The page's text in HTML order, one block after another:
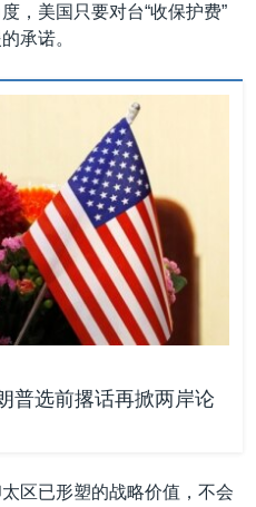
，美国只要对台“收保护费”
承诺。
普选前撂话再掀两岸论
区已形塑的战略价值，不会